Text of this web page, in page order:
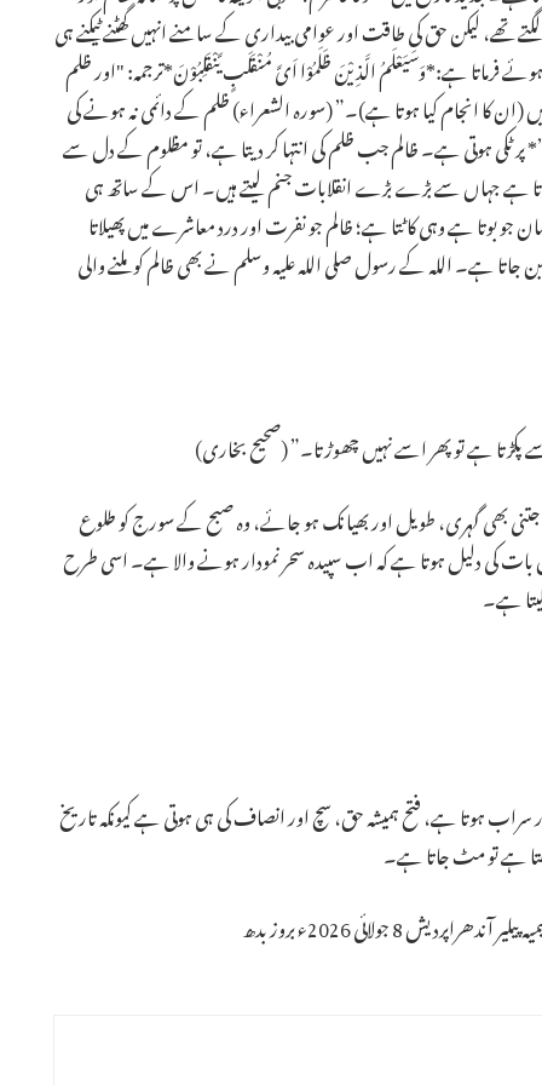
تھے، لیکن حق کی طاقت اور عوامی بیداری کے سامنے انہیں گھٹنے ٹیکنے ہی
فرماتا ہے:*وَسَیَعْلَمُ الَّذِیْنَ ظَلَمُوْا اَیَّ مُنْقَلَبٍ یَّنْقَلِبُوْنَ*ترجمہ: "اور ظلم
کا انجام کیا ہوتا ہے)۔” (سورہ الشعراء) ظلم کے دائمی نہ ہونے کی
ہوتی ہے۔ ظالم جب ظلم کی انتہا کر دیتا ہے، تو مظلوم کے دل سے
ہے جہاں سے بڑے بڑے انقلابات جنم لیتے ہیں۔ اس کے ساتھ ہی
ہے وہی کاٹتا ہے؛ ظالم جو نفرت اور درد معاشرے میں پھیلاتا
ہے۔ اللہ کے رسول صلی اللہ علیہ وسلم نے بھی ظالم کو ملنے والی
ہے تو پھر اسے نہیں چھوڑتا۔” (صحیح بخاری)
بھی گہری، طویل اور بھیانک ہو جائے، وہ صبح کے سورج کو طلوع
کی دلیل ہوتا ہے کہ اب سپیدہ سحر نمودار ہونے والا ہے۔ اسی طرح
ہے۔
ہوتا ہے، فتح ہمیشہ حق، سچ اور انصاف کی ہی ہوتی ہے کیونکہ تاریخ
ہے تو مٹ جاتا ہے۔
8 جولائی 2026ء بروز بدھ